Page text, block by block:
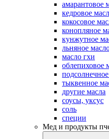
амарантовое
кедровое
кокосовое
конопляное
кунжутное
льняное
масло гхи
облепиховое
тыквенное
другие масла
соусы, уксус
соль
специи
Мед и продукты